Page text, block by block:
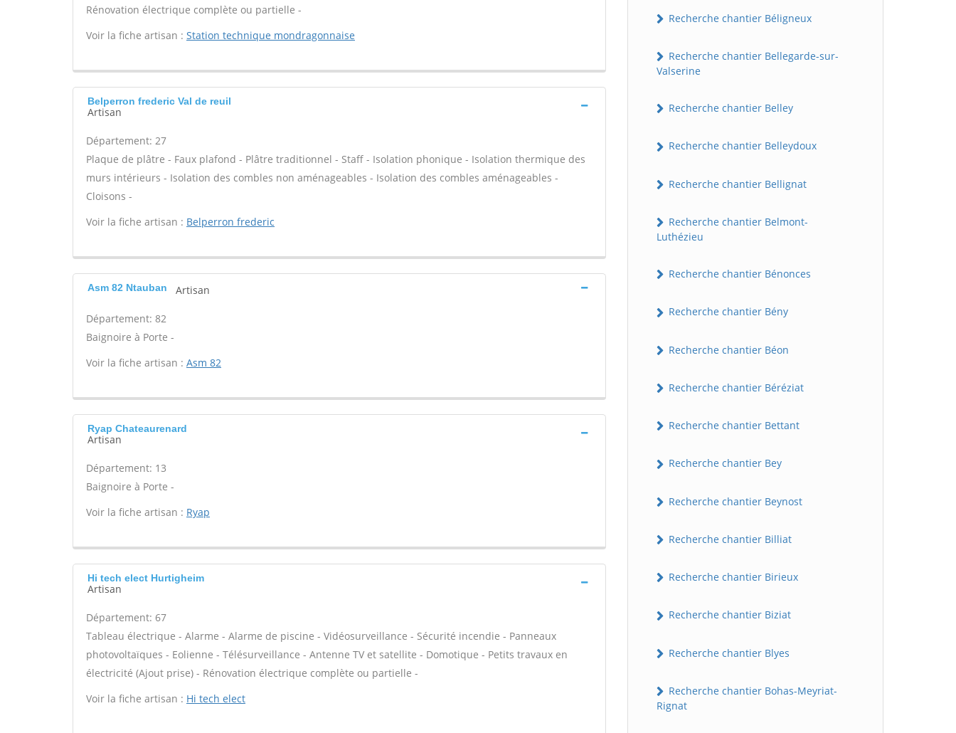
Rénovation électrique complète ou partielle -
Voir la fiche artisan : Station technique mondragonnaise
Belperron frederic Val de reuil
Artisan
Département: 27
Plaque de plâtre - Faux plafond - Plâtre traditionnel - Staff - Isolation phonique - Isolation thermique des
murs intérieurs - Isolation des combles non aménageables - Isolation des combles aménageables -
Cloisons -
Voir la fiche artisan : Belperron frederic
Asm 82 Ntauban Artisan
Département: 82
Baignoire à Porte -
Voir la fiche artisan : Asm 82
Ryap Chateaurenard
Artisan
Département: 13
Baignoire à Porte -
Voir la fiche artisan : Ryap
Hi tech elect Hurtigheim
Artisan
Département: 67
Tableau électrique - Alarme - Alarme de piscine - Vidéosurveillance - Sécurité incendie - Panneaux
photovoltaïques - Eolienne - Télésurveillance - Antenne TV et satellite - Domotique - Petits travaux en
électricité (Ajout prise) - Rénovation électrique complète ou partielle -
Voir la fiche artisan : Hi tech elect
Recherche chantier Béligneux
Recherche chantier Bellegarde-sur-
Valserine
Recherche chantier Belley
Recherche chantier Belleydoux
Recherche chantier Bellignat
Recherche chantier Belmont-
Luthézieu
Recherche chantier Bénonces
Recherche chantier Bény
Recherche chantier Béon
Recherche chantier Béréziat
Recherche chantier Bettant
Recherche chantier Bey
Recherche chantier Beynost
Recherche chantier Billiat
Recherche chantier Birieux
Recherche chantier Biziat
Recherche chantier Blyes
Recherche chantier Bohas-Meyriat-
Rignat